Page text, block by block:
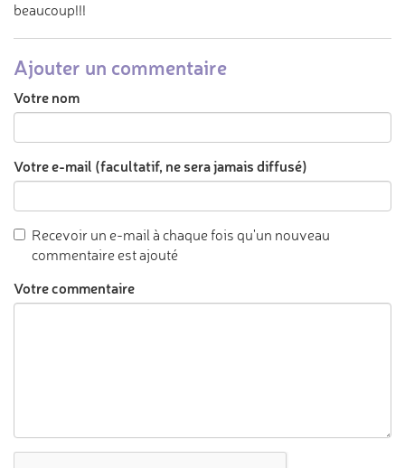
beaucoup!!!
Ajouter un commentaire
Votre nom
Votre e-mail (facultatif, ne sera jamais diffusé)
Recevoir un e-mail à chaque fois qu'un nouveau
commentaire est ajouté
Votre commentaire